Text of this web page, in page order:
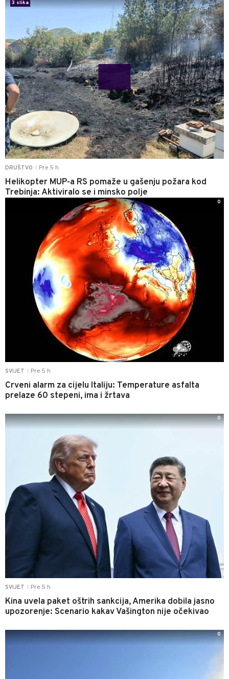
DRUŠTVO Pre 5 h
Helikopter MUP-a RS pomaže u gašenju požara kod
Trebinja: Aktiviralo se i minsko polje
3 slika
SVIJET Pre 5 h
Crveni alarm za cijelu Italiju: Temperature asfalta
prelaze 60 stepeni, ima i žrtava
0
SVIJET Pre 5 h
Kina uvela paket oštrih sankcija, Amerika dobila jasno
upozorenje: Scenario kakav Vašington nije očekivao
0
0